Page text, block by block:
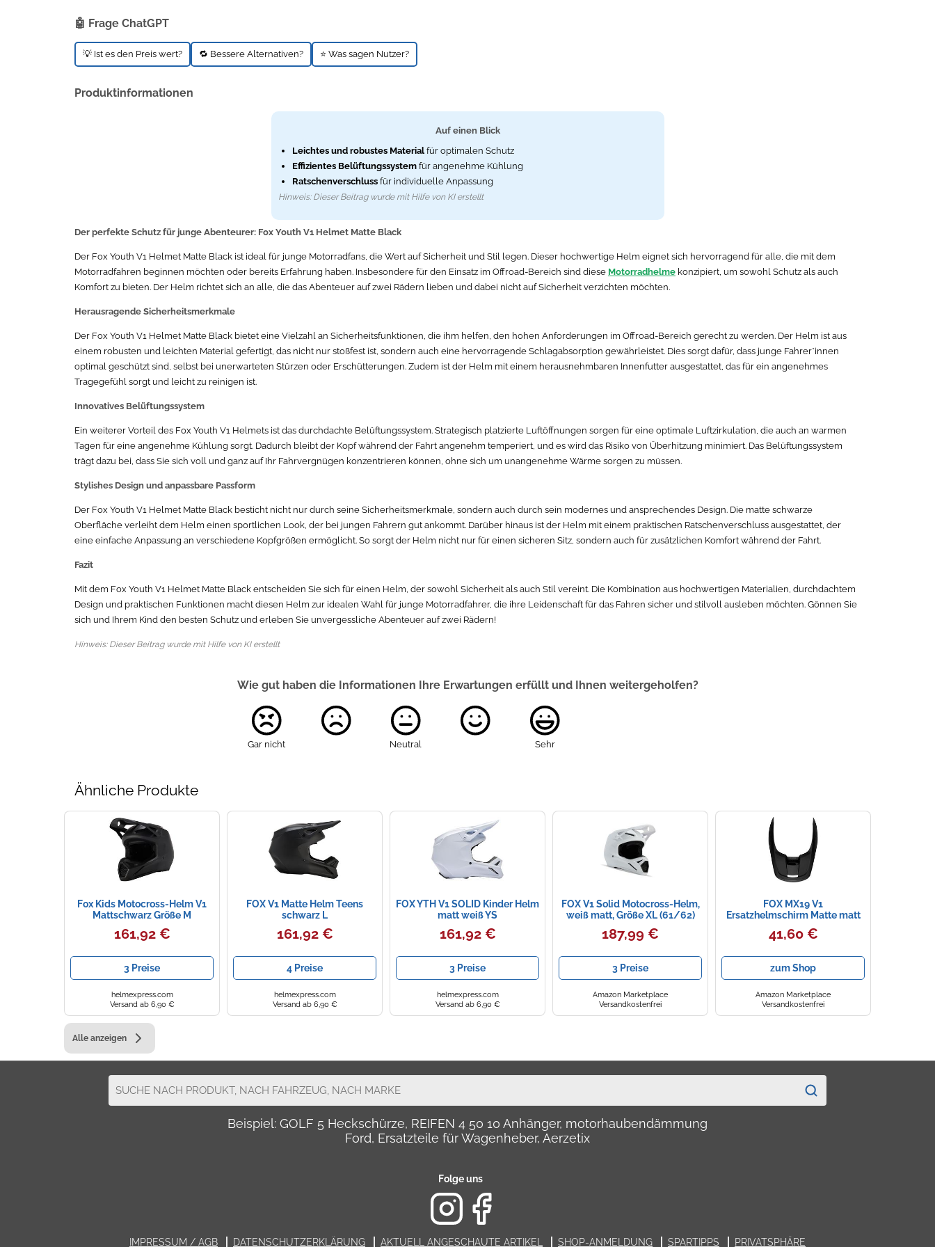
🤖 Frage ChatGPT
💡 Ist es den Preis wert? 🔁 Bessere Alternativen? ⭐ Was sagen Nutzer?
Produktinformationen
Auf einen Blick
Leichtes und robustes Materialfür optimalen Schutz
Effizientes Belüftungssystemfür angenehme Kühlung
Ratschenverschlussfür individuelle Anpassung
Hinweis: Dieser Beitrag wurde mit Hilfe von KI erstellt
Der perfekte Schutz für junge Abenteurer: Fox Youth V1 Helmet Matte Black
Der Fox Youth V1 Helmet Matte Black ist ideal für junge Motorradfans, die Wert auf Sicherheit und Stil legen. Dieser hochwertige Helm eignet sich hervorragend für alle, die mit dem
Motorradfahren beginnen möchten oder bereits Erfahrung haben. Insbesondere für den Einsatz im Offroad-Bereich sind diese Motorradhelme konzipiert, um sowohl Schutz als auch
Komfort zu bieten. Der Helm richtet sich an alle, die das Abenteuer auf zwei Rädern lieben und dabei nicht auf Sicherheit verzichten möchten.
Herausragende Sicherheitsmerkmale
Der Fox Youth V1 Helmet Matte Black bietet eine Vielzahl an Sicherheitsfunktionen, die ihm helfen, den hohen Anforderungen im Offroad-Bereich gerecht zu werden. Der Helm ist aus
einem robusten und leichten Material gefertigt, das nicht nur stoßfest ist, sondern auch eine hervorragende Schlagabsorption gewährleistet. Dies sorgt dafür, dass junge Fahrer*innen
optimal geschützt sind, selbst bei unerwarteten Stürzen oder Erschütterungen. Zudem ist der Helm mit einem herausnehmbaren Innenfutter ausgestattet, das für ein angenehmes
Tragegefühl sorgt und leicht zu reinigen ist.
Innovatives Belüftungssystem
Ein weiterer Vorteil des Fox Youth V1 Helmets ist das durchdachte Belüftungssystem. Strategisch platzierte Luftöffnungen sorgen für eine optimale Luftzirkulation, die auch an warmen
Tagen für eine angenehme Kühlung sorgt. Dadurch bleibt der Kopf während der Fahrt angenehm temperiert, und es wird das Risiko von Überhitzung minimiert. Das Belüftungssystem
trägt dazu bei, dass Sie sich voll und ganz auf Ihr Fahrvergnügen konzentrieren können, ohne sich um unangenehme Wärme sorgen zu müssen.
Stylishes Design und anpassbare Passform
Der Fox Youth V1 Helmet Matte Black besticht nicht nur durch seine Sicherheitsmerkmale, sondern auch durch sein modernes und ansprechendes Design. Die matte schwarze
Oberfläche verleiht dem Helm einen sportlichen Look, der bei jungen Fahrern gut ankommt. Darüber hinaus ist der Helm mit einem praktischen Ratschenverschluss ausgestattet, der
eine einfache Anpassung an verschiedene Kopfgrößen ermöglicht. So sorgt der Helm nicht nur für einen sicheren Sitz, sondern auch für zusätzlichen Komfort während der Fahrt.
Fazit
Mit dem Fox Youth V1 Helmet Matte Black entscheiden Sie sich für einen Helm, der sowohl Sicherheit als auch Stil vereint. Die Kombination aus hochwertigen Materialien, durchdachtem
Design und praktischen Funktionen macht diesen Helm zur idealen Wahl für junge Motorradfahrer, die ihre Leidenschaft für das Fahren sicher und stilvoll ausleben möchten. Gönnen Sie
sich und Ihrem Kind den besten Schutz und erleben Sie unvergessliche Abenteuer auf zwei Rädern!
Hinweis: Dieser Beitrag wurde mit Hilfe von KI erstellt
Wie gut haben die Informationen Ihre Erwartungen erfüllt und Ihnen weitergeholfen?
Gar nicht Neutral Sehr
Ähnliche Produkte
Fox Kids Motocross-Helm V1
Mattschwarz Größe M
161,92 €
3 Preise
helmexpress.com
Versand ab 6,90 €
FOX V1 Matte Helm Teens
schwarz L
161,92 €
4 Preise
helmexpress.com
Versand ab 6,90 €
FOX YTH V1 SOLID Kinder Helm
matt weiß YS
161,92 €
3 Preise
helmexpress.com
Versand ab 6,90 €
FOX V1 Solid Motocross-Helm,
weiß matt, Größe XL (61/62)
187,99 €
3 Preise
Amazon Marketplace
Versandkostenfrei
FOX MX19 V1
Ersatzhelmschirm Matte matt
schwarz Gre: S (55-56 cm)
41,60 €
zum Shop
Amazon Marketplace
Versandkostenfrei
Alle anzeigen
Beispiel: GOLF 5 Heckschürze, REIFEN 4 50 10 Anhänger, motorhaubendämmung
Ford, Ersatzteile für Wagenheber, Aerzetix
Folge uns
IMPRESSUM / AGB DATENSCHUTZERKLÄRUNG AKTUELL ANGESCHAUTE ARTIKEL SHOP-ANMELDUNG SPARTIPPS PRIVATSPHÄRE